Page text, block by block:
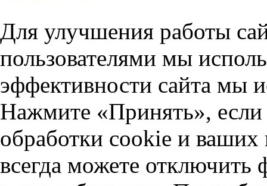
Для улучшения работы
пользователями мы
эффективности сайта мы
Нажмите «Принять», если
обработки cookie и
всегда можете отключить